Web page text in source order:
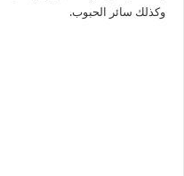
وكذلك سائر الحبوب.